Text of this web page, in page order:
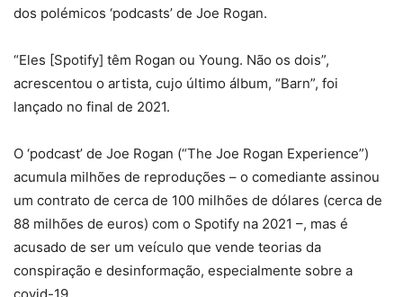
dos polémicos ‘podcasts’ de Joe Rogan.
“Eles [Spotify] têm Rogan ou Young. Não os dois”,
acrescentou o artista, cujo último álbum, “Barn”, foi
lançado no final de 2021.
O ‘podcast’ de Joe Rogan (“The Joe Rogan Experience”)
acumula milhões de reproduções – o comediante assinou
um contrato de cerca de 100 milhões de dólares (cerca de
88 milhões de euros) com o Spotify na 2021 –, mas é
acusado de ser um veículo que vende teorias da
conspiração e desinformação, especialmente sobre a